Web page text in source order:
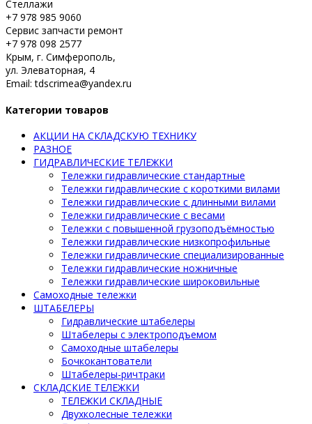
Стеллажи
+7 978 985 9060
Сервис запчасти ремонт
+7 978 098 2577
Крым, г. Симферополь,
ул. Элеваторная, 4
Email: tdscrimea@yandex.ru
Категории товаров
АКЦИИ НА СКЛАДСКУЮ ТЕХНИКУ
РАЗНОЕ
ГИДРАВЛИЧЕСКИЕ ТЕЛЕЖКИ
Тележки гидравлические стандартные
Тележки гидравлические с короткими вилами
Тележки гидравлические с длинными вилами
Тележки гидравлические с весами
Тележки с повышенной грузоподъёмностью
Тележки гидравлические низкопрофильные
Тележки гидравлические специализированные
Тележки гидравлические ножничные
Тележки гидравлические широковильные
Самоходные тележки
ШТАБЕЛЕРЫ
Гидравлические штабелеры
Штабелеры с электроподъемом
Самоходные штабелеры
Бочкокантователи
Штабелеры-ричтраки
СКЛАДСКИЕ ТЕЛЕЖКИ
ТЕЛЕЖКИ СКЛАДНЫЕ
Двухколесные тележки